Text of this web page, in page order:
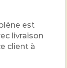
est
livraison
client à